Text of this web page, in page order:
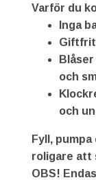
Varför du
Inga
och
och
Fyll,
roligare att
OBS!